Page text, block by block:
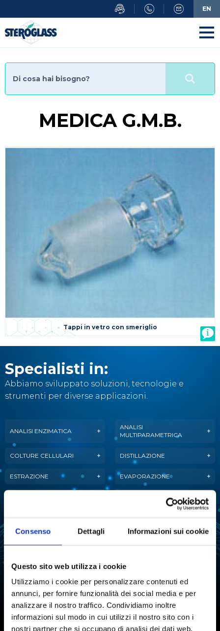
Consenso Dettagli Informazioni sui cookie
Questo sito web utilizza i cookie
Utilizziamo i cookie per personalizzare contenuti ed
annunci, per fornire funzionalità dei social media e per
analizzare il nostro traffico. Condividiamo inoltre
informazioni sul modo in cui utilizzi il nostro sito con i
nostri partner che si occupano di analisi dei dati web,
al
contenuto
principale
MEDICA G.M.B.
Tappi in vetro con smeriglio
Specialisti in:
Abbiamo sviluppato soluzioni, tecnologie e
strumenti per diverse applicazioni.
ANALISI ENZIMATICA
ANALISI
MULTIPARAMETRICA
COLTURE CELLULARI DISTILLAZIONE
ESTRAZIONE EVAPORAZIONE
LIOFILIZZAZIONE
PURIFICAZIONE
ANALISI ATTIVITÀ
TITOLAZIONE
EN